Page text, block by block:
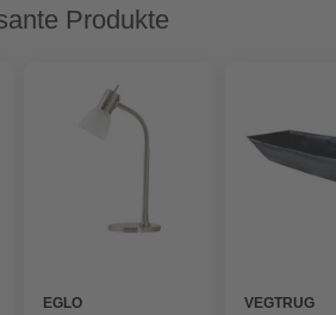
Produkte
EGLO
VEGTRUG